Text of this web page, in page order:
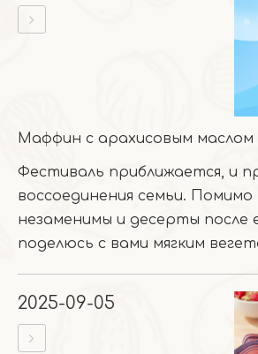
Маффин с арахисовым маслом
Фестиваль приближается, и
воссоединения семьи. Помимо
незаменимы и десерты после
поделюсь с вами мягким
2025-09-05